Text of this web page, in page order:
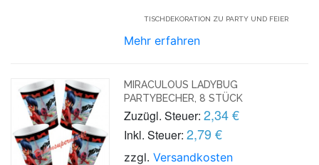
TISCHDEKORATION ZU PARTY UND FEIER
Mehr erfahren
MIRACULOUS LADYBUG
PARTYBECHER, 8 STÜCK
Zuzügl. Steuer: 2,34 €
Inkl. Steuer: 2,79 €
zzgl.Versandkosten